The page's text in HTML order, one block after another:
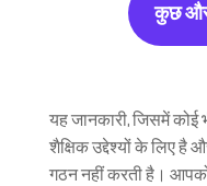
कुछ और
यह जानकारी, जिसमें कोई
शैक्षिक उद्देश्यों के लिए है
गठन नहीं करती है।